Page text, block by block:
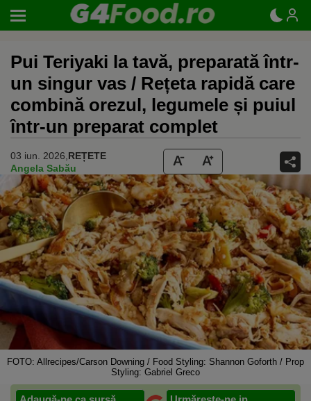
Pui Teriyaki la tavă, preparată într-
un singur vas / Rețeta rapidă care
combină orezul, legumele și puiul
într-un preparat complet
03 iun. 2026, REȚETE
Angela Sabău
FOTO: Allrecipes/Carson Downing / Food Styling: Shannon Goforth / Prop
Styling: Gabriel Greco